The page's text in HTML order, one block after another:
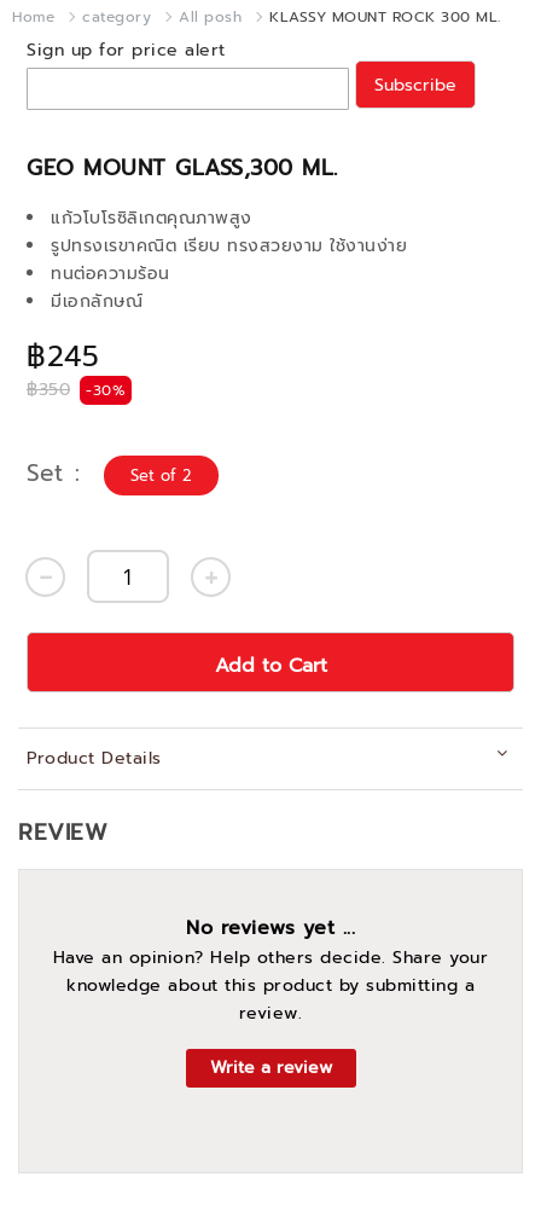
Home category All posh KLASSY MOUNT ROCK 300 ML.
GEO MOUNT GLASS,300 ML.
฿245
฿350 -30%
แก้วโบโรซิลิเกตคุณภาพสูง
รูปทรงเรขาคณิต เรียบ ทรงสวยงาม ใช้งานง่าย
ทนต่อความร้อน
มีเอกลักษณ์
Sign up for price alert
Subscribe
Set Set of 2
Add to Cart
Product Details
REVIEW
No reviews yet ...
Have an opinion? Help others decide. Share your
knowledge about this product by submitting a
review.
Write a review